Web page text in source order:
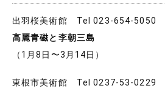
出羽桜美術館 Tel 023-654-5050
高麗青磁と李朝三島
（1月8日〜3月14日）
東根市美術館 Tel 0237-53-0229